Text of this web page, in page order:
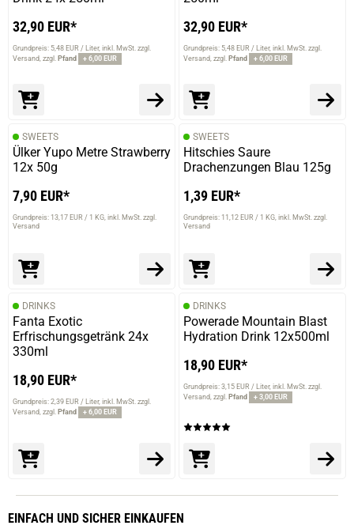
32,90 EUR*
Grundpreis: 5,48 EUR / Liter inkl. MwSt. zzgl.
Versand zzgl. Pfand + 6,00 EUR
32,90 EUR*
Grundpreis: 5,48 EUR / Liter inkl. MwSt. zzgl.
Versand zzgl. Pfand + 6,00 EUR
SWEETS
Ülker Yupo Metre Strawberry
12x 50g
7,90 EUR*
Grundpreis: 13,17 EUR / 1 KG inkl. MwSt. zzgl.
Versand
SWEETS
Hitschies Saure
Drachenzungen Blau 125g
1,39 EUR*
Grundpreis: 11,12 EUR / 1 KG inkl. MwSt. zzgl.
Versand
DRINKS
Fanta Exotic
Erfrischungsgetränk 24x
330ml
18,90 EUR*
Grundpreis: 2,39 EUR / Liter inkl. MwSt. zzgl.
Versand zzgl. Pfand + 6,00 EUR
DRINKS
Powerade Mountain Blast
Hydration Drink 12x500ml
18,90 EUR*
Grundpreis: 3,15 EUR / Liter inkl. MwSt. zzgl.
Versand zzgl. Pfand + 3,00 EUR
EINFACH UND SICHER EINKAUFEN